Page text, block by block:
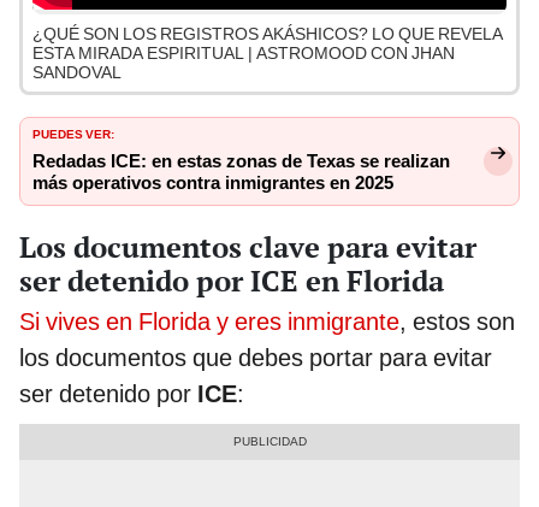
¿QUÉ SON LOS REGISTROS AKÁSHICOS? LO QUE REVELA
ESTA MIRADA ESPIRITUAL | ASTROMOOD CON JHAN
SANDOVAL
PUEDES VER:
Redadas ICE: en estas zonas de Texas se realizan
más operativos contra inmigrantes en 2025
Los documentos clave para evitar
ser detenido por ICE en Florida
Si vives en Florida y eres inmigrante, estos son
los documentos que debes portar para evitar
ser detenido por ICE: